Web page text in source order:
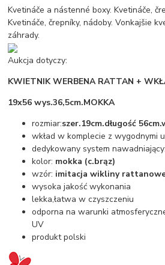
Kvetináče a nástenné boxy. Kvetináče,
Kvetináče, črepníky, nádoby. Vonkajšie
záhrady.
Aukcja dotyczy:
KWIETNIK WERBENA RATTAN +
19x56 wys.36,5cm.MOKKA
rozmiar:szer.19cm.długość
wkład w komplecie z wygodnymi
dedykowany system nawadniający:
kolor: mokka (c.brąz)
wzór: imitacja wikliny
wysoka jakość wykonania
lekka,łatwa w czyszczeniu
odporna na warunki
UV
produkt polski